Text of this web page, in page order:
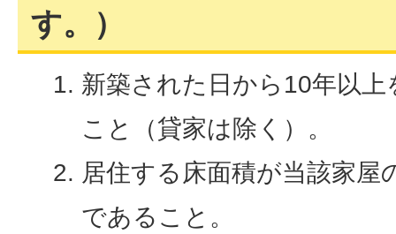
す。）
新築された日から10年以
こと（貸家は除く）。
居住する床面積が当該家屋
であること。